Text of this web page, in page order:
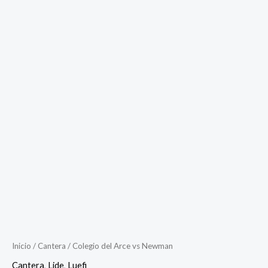
Inicio / Cantera / Colegio del Arce vs Newman
Cantera, Lide, Luefi